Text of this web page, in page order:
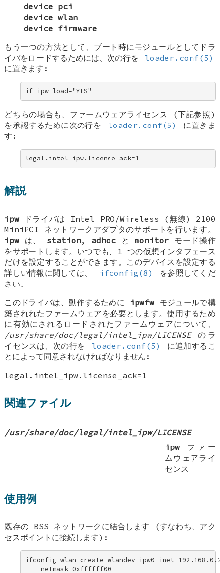
device pci
device wlan
device firmware
もう一つの方法として、ブート時にモジュールとしてドラ
イバをロードするためには、次の行を
loader.conf(5)
に置きます:
if_ipw_load="YES"
どちらの場合も、ファームウェアライセンス (下記参照)
を承認するために次の行を
loader.conf(5)
に置きま
す:
legal.intel_ipw.license_ack=1
解説
ipw ドライバは Intel PRO/Wireless (無線) 2100
MiniPCI ネットワークアダプタのサポートを行います。
ipw は、 station, adhocとmonitor モード操作
をサポートします。いつでも、1 つの仮想インタフェース
だけを設定することができます。このデバイスを設定する
詳しい情報に関しては、
ifconfig(8)
を参照してくだ
さい。
このドライバは、動作するために ipwfw モジュールで構
築されれたファームウェアを必要とします。使用するため
に有効にされるロードされたファームウェアについて、
/usr/share/doc/legal/intel_ipw/LICENSEのラ
イセンスは、次の行を
loader.conf(5)
に追加するこ
とによって同意されなければなりません:
legal.intel_ipw.license_ack=1
関連ファイル
/usr/share/doc/legal/intel_ipw/LICENSE
ipwファー
ムウェアライ
センス
使用例
既存の BSS ネットワークに結合します (すなわち、アク
セスポイントに接続します):
ifconfig wlan create wlandev ipw0 inet
    netmask 0xffffff00